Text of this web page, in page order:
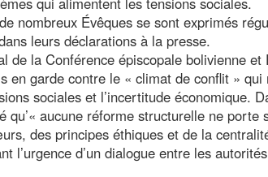
nombreux Évêques se sont exprimés
leurs déclarations à la presse.
de la Conférence épiscopale bolivienne et
en garde contre le « climat de conflit » qui
sociales et l’incertitude économique.
qu’« aucune réforme structurelle ne porte
des principes éthiques et de la
l’urgence d’un dialogue entre les